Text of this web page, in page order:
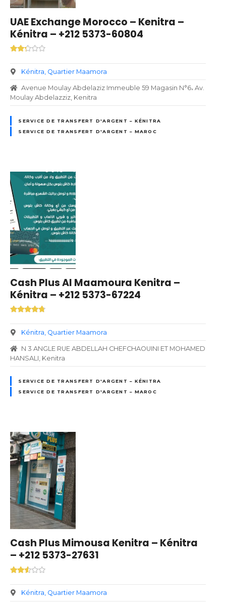
UAE Exchange Morocco – Kenitra –
Kénitra – +212 5373-60804
Kénitra Quartier Maamora
Avenue Moulay Abdelaziz Immeuble 59 Magasin N°6، Av.
Moulay Abdelazziz, Kenitra
SERVICE DE TRANSFERT D'ARGENT – KÉNITRA
SERVICE DE TRANSFERT D'ARGENT – MAROC
Cash Plus Al Maamoura Kenitra –
Kénitra – +212 5373-67224
Kénitra Quartier Maamora
N 3 ANGLE RUE ABDELLAH CHEFCHAOUINI ET MOHAMED
HANSALI, Kenitra
SERVICE DE TRANSFERT D'ARGENT – KÉNITRA
SERVICE DE TRANSFERT D'ARGENT – MAROC
Cash Plus Mimousa Kenitra – Kénitra
– +212 5373-27631
Kénitra Quartier Maamora